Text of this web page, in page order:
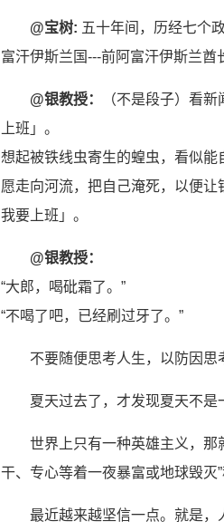
@宝树: 五十年间，历经七个
富汗伊斯兰国---前阿富汗伊斯兰酋
@银教授：
（不是段子）看
上班」。
想起被铁线虫寄生的蝗虫，看似
愿走向河流，把自己淹死，以便让
我要上班」。 ​​​
@银教授：
“大郎，喝砒霜了。”
“不喝了吧，已经刷过牙了。” ​​​
不要随便思考人生，以防因思
夏天过去了，才发现夏天不是
世界上只有一种英雄主义，那
干、专心等着一夜暴富或地球毁
最近越来越坚信一点。就是